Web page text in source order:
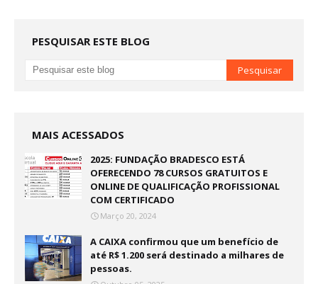
PESQUISAR ESTE BLOG
MAIS ACESSADOS
2025: FUNDAÇÃO BRADESCO ESTÁ
OFERECENDO 78 CURSOS GRATUITOS E
ONLINE DE QUALIFICAÇÃO PROFISSIONAL
COM CERTIFICADO
Março 20, 2024
A CAIXA confirmou que um benefício de
até R$ 1.200 será destinado a milhares de
pessoas.